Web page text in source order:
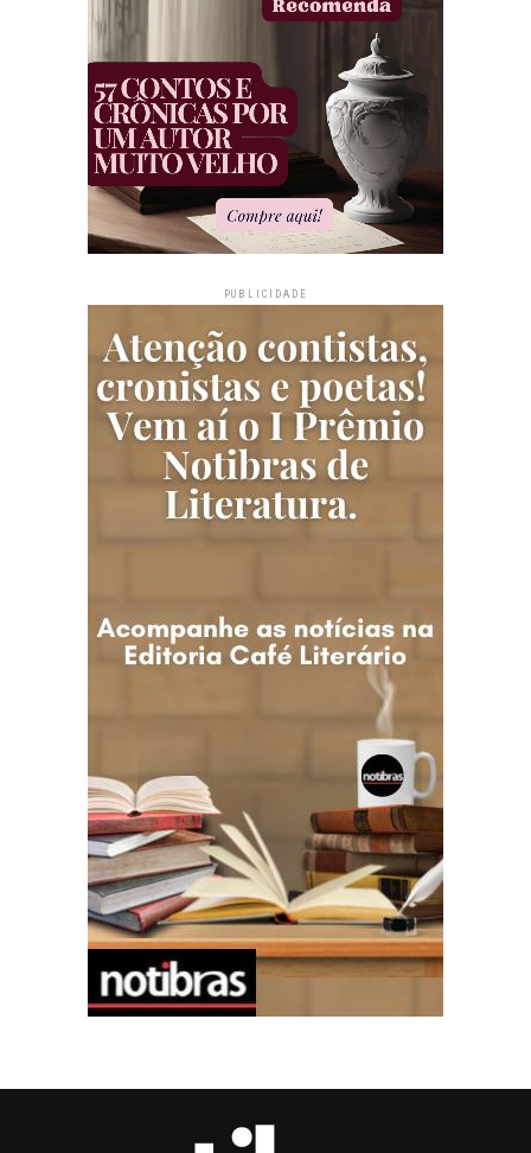
PUBLICIDADE